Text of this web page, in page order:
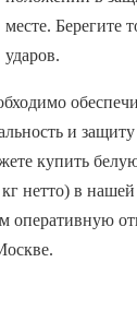
месте. Берегите
ударов.
и защиту
купить
нетто) в
оперативную